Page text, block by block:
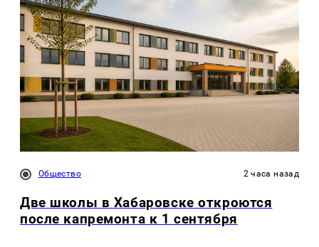
Общество 2 часа назад
Две школы в Хабаровске откроются
после капремонта к 1 сентября